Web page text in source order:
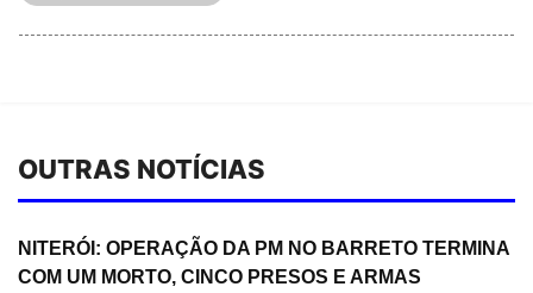
OUTRAS NOTÍCIAS
NITERÓI: OPERAÇÃO DA PM NO BARRETO TERMINA
COM UM MORTO, CINCO PRESOS E ARMAS